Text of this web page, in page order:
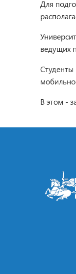
Для
ведущих
Студенты
В этом -